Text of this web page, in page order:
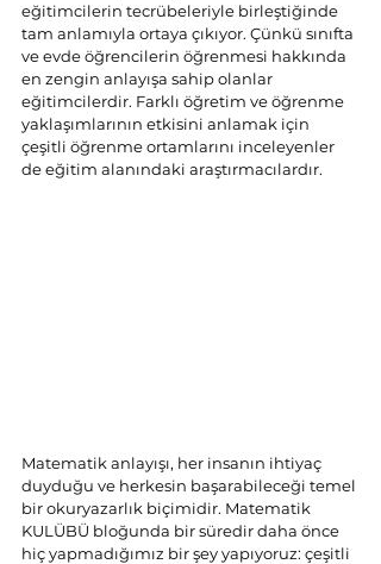
eğitimcilerin tecrübeleriyle birleştiğinde
tam anlamıyla ortaya çıkıyor. Çünkü sınıfta
ve evde öğrencilerin öğrenmesi hakkında
en zengin anlayışa sahip olanlar
eğitimcilerdir. Farklı öğretim ve öğrenme
yaklaşımlarının etkisini anlamak için
çeşitli öğrenme ortamlarını inceleyenler
de eğitim alanındaki araştırmacılardır.
Matematik anlayışı, her insanın ihtiyaç
duyduğu ve herkesin başarabileceği temel
bir okuryazarlık biçimidir. Matematik
KULÜBÜ bloğunda bir süredir daha önce
hiç yapmadığımız bir şey yapıyoruz: çeşitli